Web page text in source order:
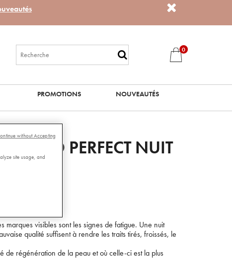
0
PROMOTIONS NOUVEAUTÉS
PERFECT NUIT
marques visibles sont les signes de fatigue. Une nuit
qualité suffisent à rendre les traits tirés, froissés, le
de régénération de la peau et où celle-ci est la plus
site usage, and
without Accepting